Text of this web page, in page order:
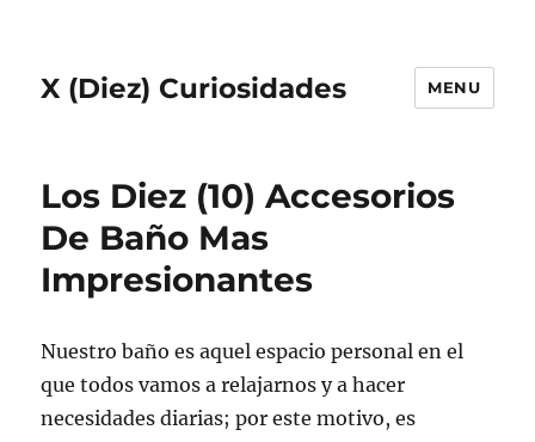
X (Diez) Curiosidades MENU
Los Diez (10) Accesorios
De Baño Mas
Impresionantes
Nuestro baño es aquel espacio personal en el
que todos vamos a relajarnos y a hacer
necesidades diarias; por este motivo, es